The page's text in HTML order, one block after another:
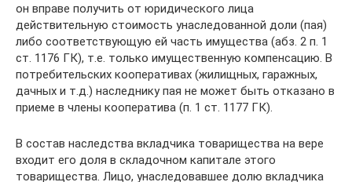
он вправе получить от юридического лица
действительную стоимость унаследованной доли (пая)
либо соответствующую ей часть имущества (абз. 2 п. 1
ст. 1176 ГК), т.е. только имущественную компенсацию. В
потребительских кооперативах (жилищных, гаражных,
дачных и т.д.) наследнику пая не может быть отказано в
приеме в члены кооператива (п. 1 ст. 1177 ГК).
В состав наследства вкладчика товарищества на вере
входит его доля в складочном капитале этого
товарищества. Лицо, унаследовавшее долю вкладчика